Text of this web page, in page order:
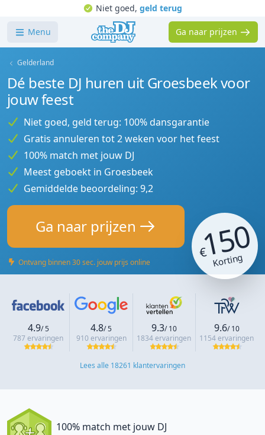
Niet goed, geld terug
Menu Ga naar prijzen
Gelderland
Dé beste DJ huren uit Groesbeek voor
jouw feest
Niet goed, geld terug: 100% dansgarantie
Gratis annuleren tot 2 weken voor het feest
100% match met jouw DJ
Meest geboekt in Groesbeek
Gemiddelde beoordeling: 9,2
Ga naar prijzen
Ontvang binnen 30 sec. jouw prijs online
€
150
Korting
4.9/ 5
787 ervaringen
4.8/ 5
910 ervaringen
9.3/ 10
1834 ervaringen
9.6/ 10
1154 ervaringen
Lees alle 18261 klantervaringen
100% match met jouw DJ